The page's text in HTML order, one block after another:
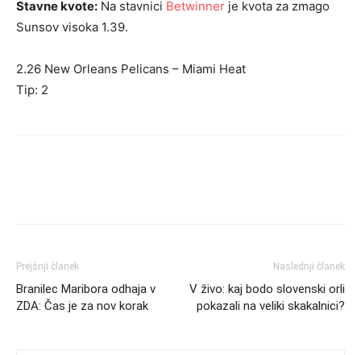
Stavne kvote: Na stavnici Betwinner je kvota za zmago
Sunsov visoka 1.39.
2.26 New Orleans Pelicans – Miami Heat
Tip: 2
Prejšnji članek
Branilec Maribora odhaja v
ZDA: Čas je za nov korak
Naslednji članek
V živo: kaj bodo slovenski orli
pokazali na veliki skakalnici?